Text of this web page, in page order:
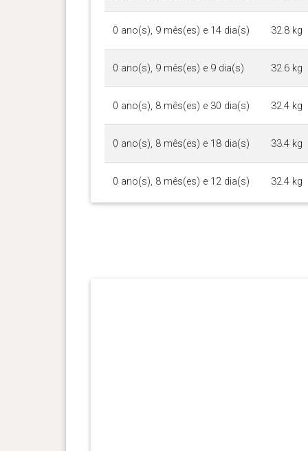
0 ano(s), 9 mês(es) e 14 dia(s) 32.8 kg
0 ano(s), 9 mês(es) e 9 dia(s) 32.6 kg
0 ano(s), 8 mês(es) e 30 dia(s) 32.4 kg
0 ano(s), 8 mês(es) e 18 dia(s) 33.4 kg
0 ano(s), 8 mês(es) e 12 dia(s) 32.4 kg